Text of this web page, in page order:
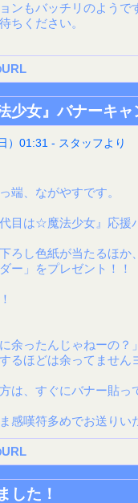
ンもバッチリのようで
ちください。
URL
少女』バナーキ
）01:31 - スタッフより
、ながやすです。
目は☆魔法少女』応援
ろし色紙が当たるほか
ー」をプレゼント！！
余ったんじゃねーの？
るほどは余ってません
は、すぐにバナー貼っ
感嘆符多めでお送りい
URL
した！